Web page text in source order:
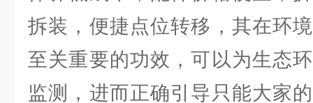
拆装，便捷点位转移，其在环
至关重要的功效，可以为生态
监测，进而正确引导只能大家